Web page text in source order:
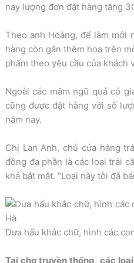
nay lượng đơn đặt hàng tăng
Theo anh Hoàng, để làm mới
hàng còn gắn thêm hoa trên
phẩm theo yêu cầu của khách
Ngoài các mâm ngũ quả có
cũng được đặt hàng với số
năm nay.
Chị Lan Anh, chủ cửa hàng
đồng đa phần là các loại trái
khá bắt mắt. “Loại này tôi đã
Dưa hấu khắc chữ, hình các
Tại chợ truyền thống, các